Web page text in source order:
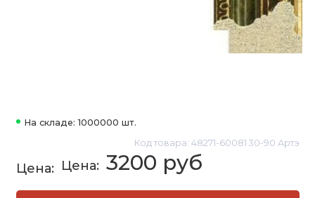
На складе: 1000000 шт.
Код товара: 48271-60081 30-90 Артэ
3200 руб